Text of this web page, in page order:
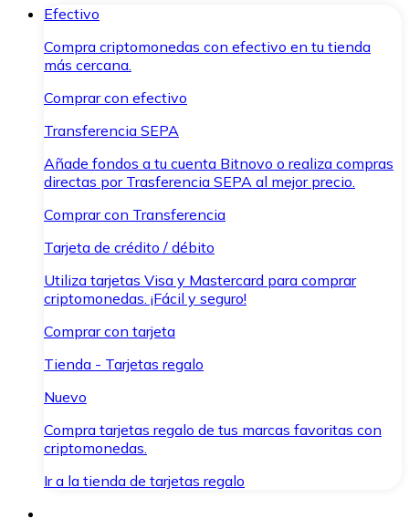
Efectivo
Compra criptomonedas con efectivo en tu tienda
más cercana.
Comprar con efectivo
Transferencia SEPA
Añade fondos a tu cuenta Bitnovo o realiza compras
directas por Trasferencia SEPA al mejor precio.
Comprar con Transferencia
Tarjeta de crédito / débito
Utiliza tarjetas Visa y Mastercard para comprar
criptomonedas. ¡Fácil y seguro!
Comprar con tarjeta
Tienda - Tarjetas regalo
Nuevo
Compra tarjetas regalo de tus marcas favoritas con
criptomonedas.
Ir a la tienda de tarjetas regalo